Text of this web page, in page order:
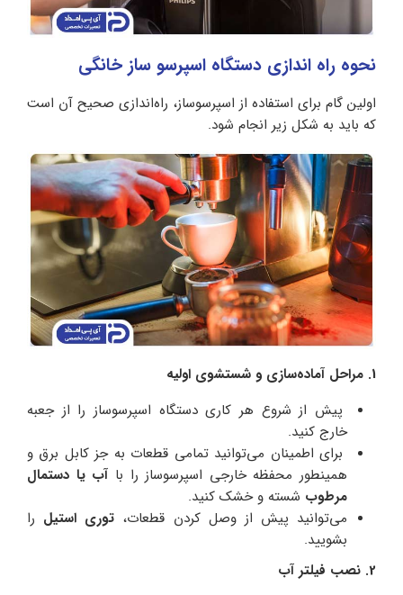
نحوه راه اندازی دستگاه اسپرسو ساز خانگی
اولین گام برای استفاده از اسپرسوساز، راه‌اندازی صحیح آن است
که باید به شکل زیر انجام شود.
1. مراحل آماده‌سازی و شستشوی اولیه
پیش از شروع هر کاری دستگاه اسپرسوساز را از جعبه
خارج کنید.
برای اطمینان می‌توانید تمامی قطعات به جز کابل برق و
همینطور محفظه خارجی اسپرسوساز را با آب یا دستمال
مرطوب شسته و خشک کنید.
می‌توانید پیش از وصل کردن قطعات، توری استیل را
بشویید.
2. نصب فیلتر آب